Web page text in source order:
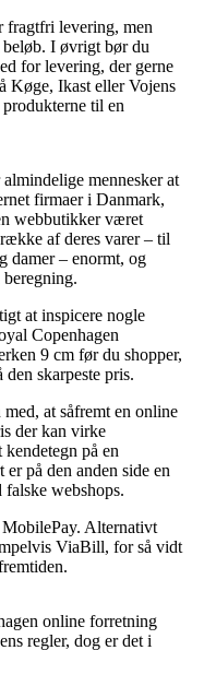
fragtfri levering, men
beløb. I øvrigt bør du
for levering, der gerne
Køge, Ikast eller Vojens
til en
mennesker at
firmaer i Danmark,
webbutikker været
af deres varer – til
damer – enormt, og
at inspicere nogle
Copenhagen
9 cm før du shopper,
skarpeste pris.
at såfremt en online
der kan virke
på en
på den anden side en
webshops.
Alternativt
ViaBill, for så vidt
online forretning
regler, dog er det i